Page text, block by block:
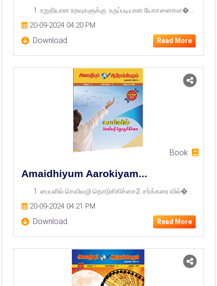
1. உறுதியான உறவுகளுக்கு உருப்படியான யோசனைகள�...
20-09-2024 04:20 PM
Download Read More
Book
Amaidhiyum Aarokiyam...
1. பைபளில் செவிவழி தொடுசிகிச்சை2. சர்க்கரை வில்�...
20-09-2024 04:21 PM
Download Read More